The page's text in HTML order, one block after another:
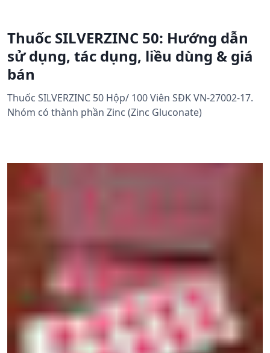
Thuốc SILVERZINC 50: Hướng dẫn
sử dụng, tác dụng, liều dùng & giá
bán
Thuốc SILVERZINC 50 Hộp/ 100 Viên SĐK VN-27002-17.
Nhóm có thành phần Zinc (Zinc Gluconate)